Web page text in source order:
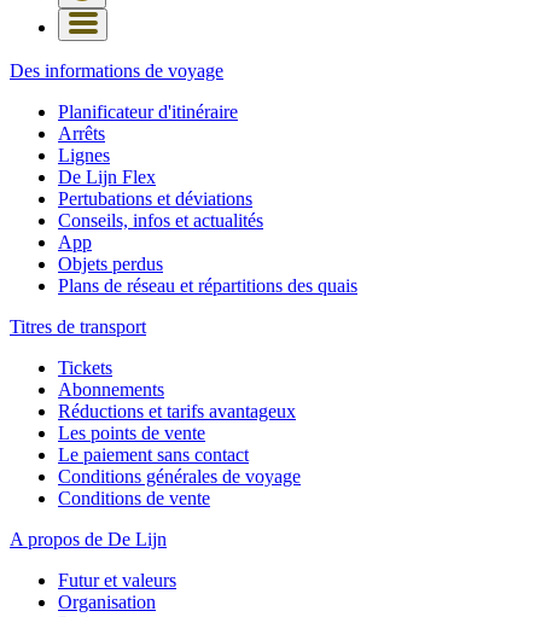
Des informations de voyage
Planificateur d'itinéraire
Arrêts
Lignes
De Lijn Flex
Pertubations et déviations
Conseils, infos et actualités
App
Objets perdus
Plans de réseau et répartitions des quais
Titres de transport
Tickets
Abonnements
Réductions et tarifs avantageux
Les points de vente
Le paiement sans contact
Conditions générales de voyage
Conditions de vente
A propos de De Lijn
Futur et valeurs
Organisation